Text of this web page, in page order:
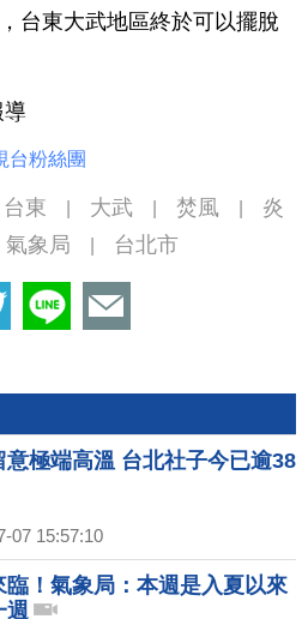
台東大武地區終於可以擺脫
導
台粉絲團
台東 大武 焚風
炎
氣象局 台北市
意極端高溫 台北社子今已逾38
07 15:57:10
臨！氣象局：本週是入夏以來
週